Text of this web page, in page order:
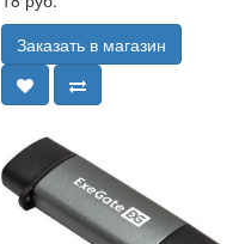
Заказать в магазин